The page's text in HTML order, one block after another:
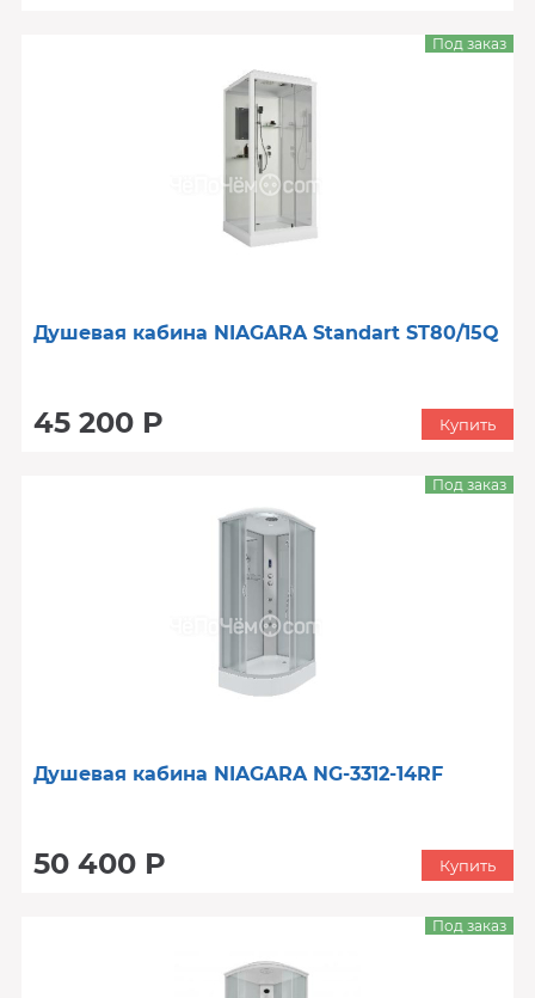
Душевая кабина NIAGARA Standart ST80/15Q
45 200 Р
Под заказ
Купить
Душевая кабина NIAGARA NG-3312-14RF
50 400 Р
Под заказ
Купить
Под заказ